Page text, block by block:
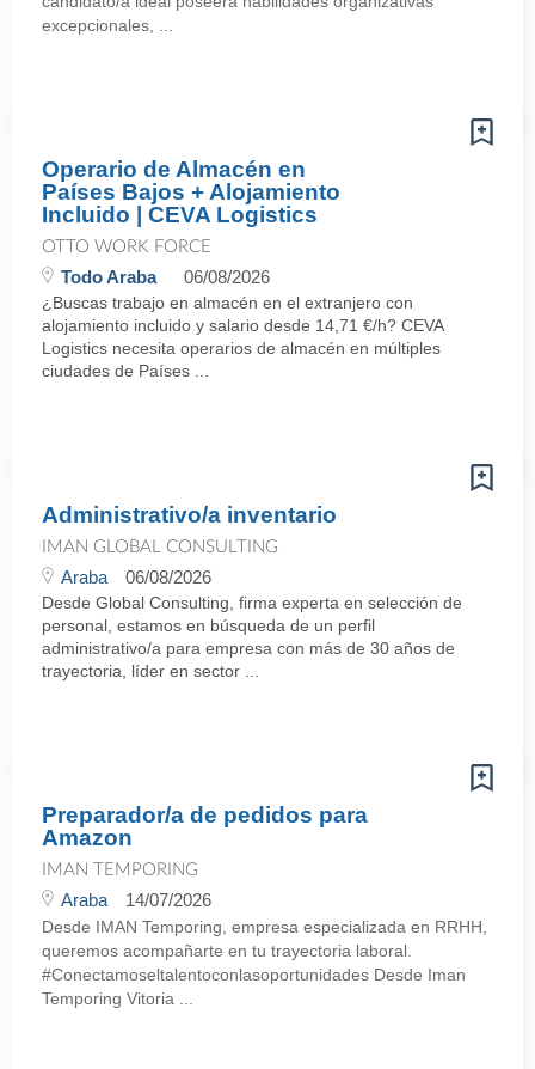
excepcionales, ...
Operario de Almacén en
Países Bajos + Alojamiento
Incluido | CEVA Logistics
OTTO WORK FORCE
Todo Araba 06/08/2026
¿Buscas trabajo en almacén en el extranjero con
alojamiento incluido y salario desde 14,71 €/h? CEVA
Logistics necesita operarios de almacén en múltiples
ciudades de Países ...
Administrativo/a inventario
IMAN GLOBAL CONSULTING
Araba 06/08/2026
Desde Global Consulting, firma experta en selección de
personal, estamos en búsqueda de un perfil
administrativo/a para empresa con más de 30 años de
trayectoria, líder en sector ...
Preparador/a de pedidos para
Amazon
IMAN TEMPORING
Araba 14/07/2026
Desde IMAN Temporing, empresa especializada en RRHH,
queremos acompañarte en tu trayectoria laboral.
#Conectamoseltalentoconlasoportunidades Desde Iman
Temporing Vitoria ...